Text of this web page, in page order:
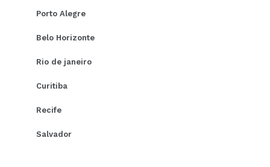
Porto Alegre
Belo Horizonte
Rio de janeiro
Curitiba
Recife
Salvador